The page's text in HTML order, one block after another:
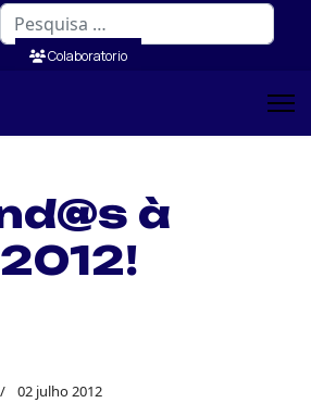
Pesquisar
Colaboratorio
à
02 julho 2012